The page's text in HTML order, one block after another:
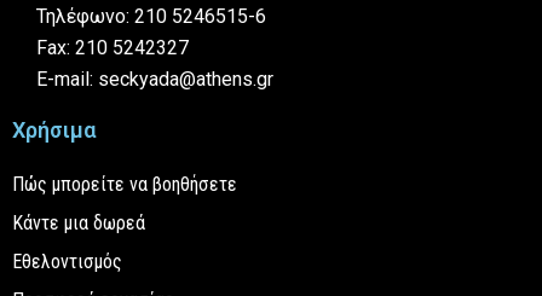
Τηλέφωνο: 210 5246515-6
Fax: 210 5242327
E-mail: seckyada@athens.gr
Χρήσιμα
Πώς μπορείτε να βοηθήσετε
Κάντε μια δωρεά
Εθελοντισμός